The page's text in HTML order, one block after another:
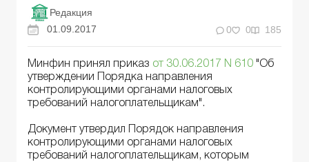
Редакция
01.09.2017
0 0 185
Минфин принял приказ от 30.06.2017 N 610 "Об
утверждении Порядка направления
контролирующими органами налоговых
требований налогоплательщикам".
Документ утвердил Порядок направления
контролирующими органами налоговых
требований налогоплательщикам, которым